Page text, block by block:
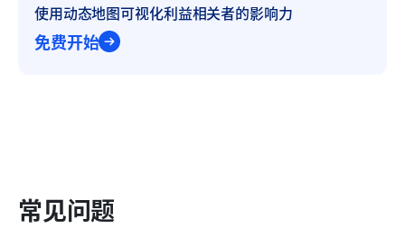
使用动态地图可视化利益相关者的影响力
免费开始
常见问题